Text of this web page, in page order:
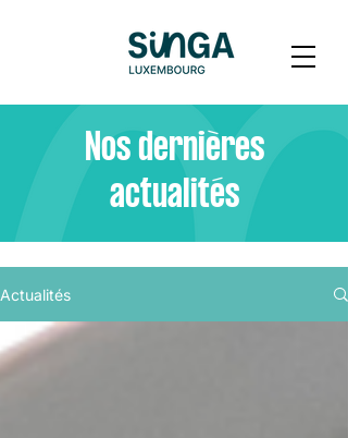
Nos dernières
actualités
Actualités